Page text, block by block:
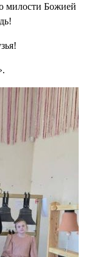
милости Божией